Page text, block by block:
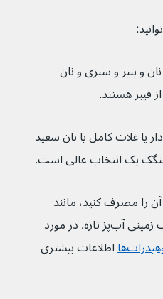
نان و پنیر و سبزی و نان
فیبر هستند.
دار یا غلات کامل یا نان سفید
سنگک یک انتخاب عالی است.
را مصرف کنید، مانند
تازه. در مورد
اطلاعات بیشتری